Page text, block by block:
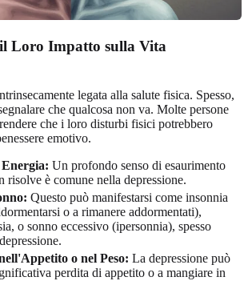
Loro Impatto sulla Vita
legata alla salute fisica. Spesso,
che qualcosa non va. Molte persone
che i loro disturbi fisici potrebbero
emotivo.
Energia: Un profondo senso di esaurimento
risolve è comune nella depressione.
Questo può manifestarsi come insonnia
o a rimanere addormentati),
o sonno eccessivo (ipersonnia), spesso
o nel Peso: La depressione può
perdita di appetito o a mangiare in